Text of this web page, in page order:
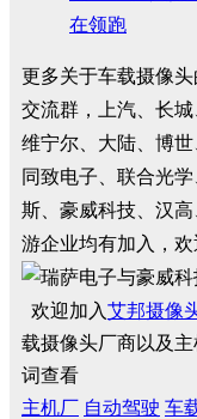
在领跑
更多关于车载摄像
交流群，上汽、长城
维宁尔、大陆、博世
同致电子、联合光
斯、豪威科技、汉
游企业均有加入，欢
欢迎加入艾邦摄像
载摄像头厂商以及
词查看
主机厂 自动驾驶 车